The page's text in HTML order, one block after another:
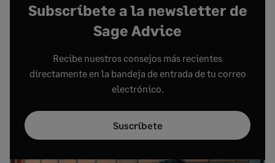
Subscríbete a la newsletter de
Sage Advice
Recibe nuestros consejos más recientes
directamente en la bandeja de entrada de tu correo
electrónico.
Suscríbete